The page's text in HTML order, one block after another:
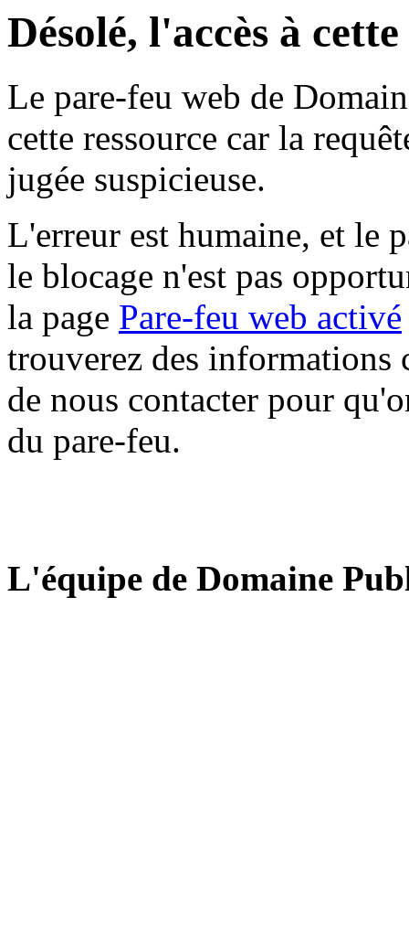
Désolé, l'accès à
Le pare-feu web de
cette ressource car la
jugée suspicieuse.
L'erreur est humaine, et le
le blocage n'est pas
la page Pare-feu web activé
trouverez des informations
de nous contacter pour
du pare-feu.
L'équipe de Domaine